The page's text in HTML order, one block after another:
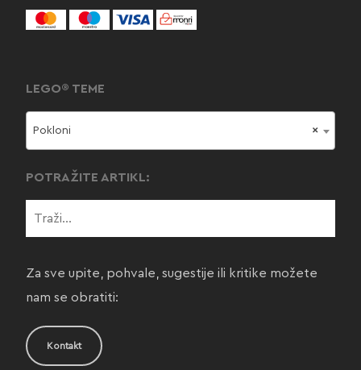
LEGO® TEME
×
Pokloni
POTRAŽITE ARTIKL:
Za sve upite, pohvale, sugestije ili kritike možete
nam se obratiti:
Kontakt